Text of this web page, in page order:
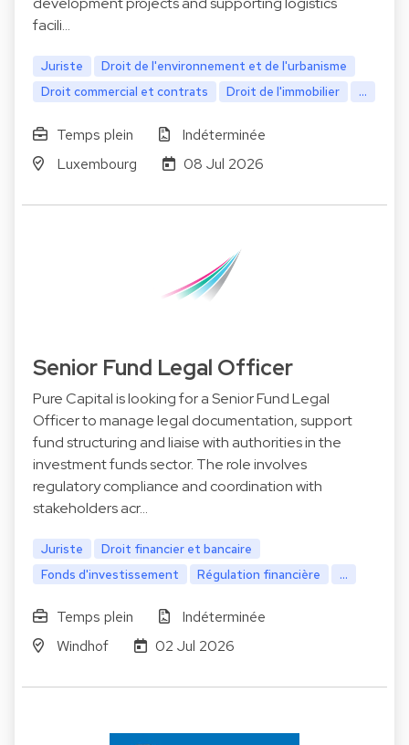
facili…
Juriste
Droit de l'environnement et de l'urbanisme
Droit commercial et contrats
Droit de l'immobilier ...
Temps plein
Indéterminée
Luxembourg
08 Jul 2026
Senior Fund Legal Officer
Pure Capital is looking for a Senior Fund Legal
Officer to manage legal documentation, support
fund structuring and liaise with authorities in the
investment funds sector. The role involves
regulatory compliance and coordination with
stakeholders acr…
Juriste
Droit financier et bancaire
Fonds d'investissement
Régulation financière ...
Temps plein
Indéterminée
Windhof
02 Jul 2026